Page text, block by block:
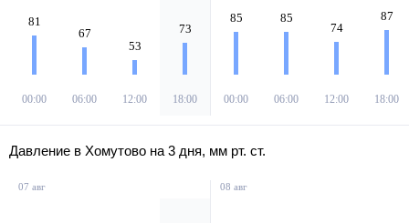
81
00:00
67
06:00
53
12:00
73
18:00
85
00:00
85
06:00
74
12:00
87
18:00
Давление в Хомутово на 3 дня, мм рт. ст.
07 авг 08 авг